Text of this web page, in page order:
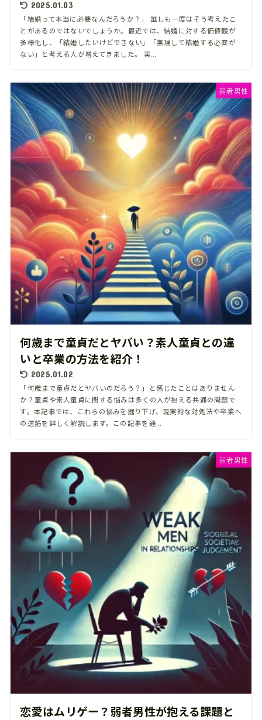
2025.01.03
「結婚って本当に必要なんだろうか？」 誰しも一度はそう考えたこ
とがあるのではないでしょうか。最近では、結婚に対する価値観が
多様化し、「結婚したいけどできない」「無理して結婚する必要が
ない」と考える人が増えてきました。 実...
弱者男性
何歳まで童貞だとヤバい？素人童貞との違
いと卒業の方法を紹介！
2025.01.02
「何歳まで童貞だとヤバいのだろう？」と感じたことはありません
か？童貞や素人童貞に関する悩みは多くの人が抱える共通の問題で
す。本記事では、これらの悩みを掘り下げ、現実的な対処法や卒業へ
の道筋を詳しく解説します。この記事を通...
弱者男性
恋愛はムリゲー？弱者男性が抱える課題と